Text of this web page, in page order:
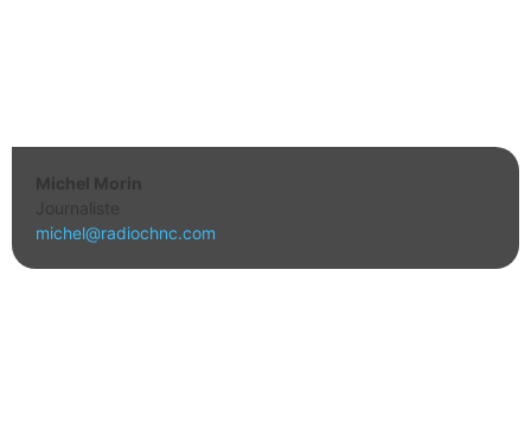
Michel Morin
Journaliste
michel@radiochnc.com